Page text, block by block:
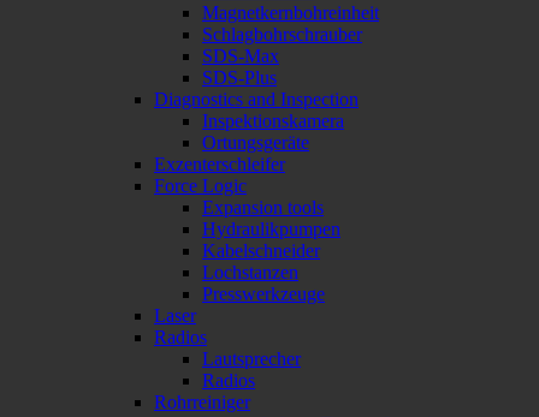
Magnetkernbohreinheit
Schlagbohrschrauber
SDS-Max
SDS-Plus
Diagnostics and Inspection
Inspektionskamera
Ortungsgeräte
Exzenterschleifer
Force Logic
Expansion tools
Hydraulikpumpen
Kabelschneider
Lochstanzen
Presswerkzeuge
Laser
Radios
Lautsprecher
Radios
Rohrreiniger